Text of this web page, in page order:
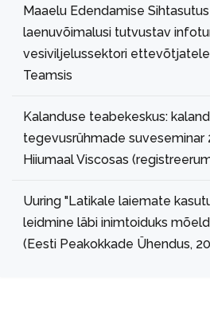
Maaelu Edendamise Sihtasutus
laenuvõimalusi tutvustav
vesiviljelussektori ettevõtjatele
Teamsis
Kalanduse teabekeskus:
tegevusrühmade suveseminar
Hiiumaal Viscosas
Uuring "Latikale laiemate
leidmine läbi inimtoiduks
(Eesti Peakokkade Ühendus,